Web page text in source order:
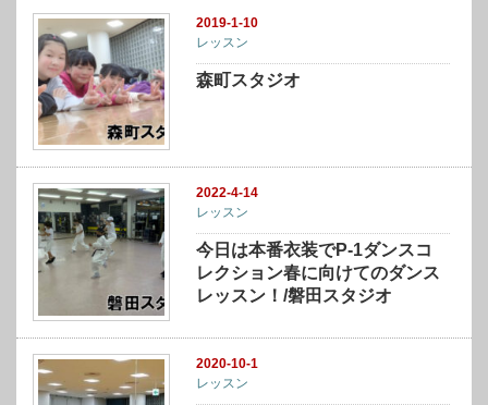
2019-1-10
レッスン
森町スタジオ
2022-4-14
レッスン
今日は本番衣装でP-1ダンスコ
レクション春に向けてのダンス
レッスン！/磐田スタジオ
2020-10-1
レッスン